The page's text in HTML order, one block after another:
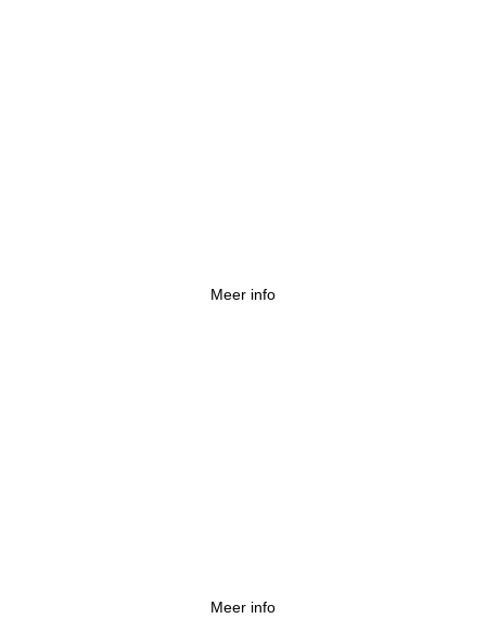
Meer info
Meer info